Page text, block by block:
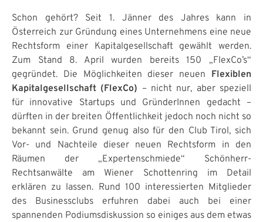
Schon gehört? Seit 1. Jänner des Jahres kann in
Österreich zur Gründung eines Unternehmens eine neue
Rechtsform einer Kapitalgesellschaft gewählt werden.
Zum Stand 8. April wurden bereits 150 „FlexCo’s“
gegründet. Die Möglichkeiten dieser neuen Flexiblen
Kapitalgesellschaft (FlexCo) – nicht nur, aber speziell
für innovative Startups und GründerInnen gedacht –
dürften in der breiten Öffentlichkeit jedoch noch nicht so
bekannt sein. Grund genug also für den Club Tirol, sich
Vor- und Nachteile dieser neuen Rechtsform in den
Räumen der „Expertenschmiede“ Schönherr-
Rechtsanwälte am Wiener Schottenring im Detail
erklären zu lassen. Rund 100 interessierten Mitglieder
des Businessclubs erfuhren dabei auch bei einer
spannenden Podiumsdiskussion so einiges aus dem etwas